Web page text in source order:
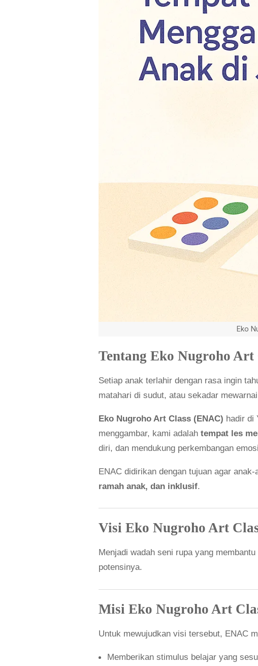
Eko
Tentang Eko Nugroho Art
Setiap anak terlahir dengan rasa ingin
matahari di sudut, atau sekadar
Eko Nugroho Art Class (ENAC) hadir di
menggambar, kami adalahtempat les
diri, dan mendukung perkembangan
ENAC didirikan dengan tujuan agar
ramah anak, dan inklusif.
Visi Eko Nugroho Art
Menjadi wadah seni rupa yang
potensinya.
Misi Eko Nugroho Art
Untuk mewujudkan visi tersebut, ENAC
Memberikan stimulus belajar yang